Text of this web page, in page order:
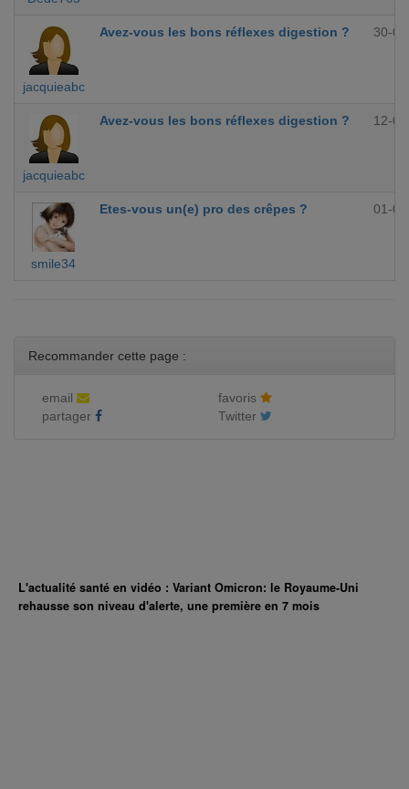
jacquieabc
Avez-vous les bons réflexes digestion ? 30-
jacquieabc
Avez-vous les bons réflexes digestion ? 12-
smile34
Etes-vous un(e) pro des crêpes ? 01-
Recommander cette page :
email
favoris
partager
Twitter
L'actualité santé en vidéo : Variant Omicron: le Royaume-Uni
rehausse son niveau d'alerte, une première en 7 mois